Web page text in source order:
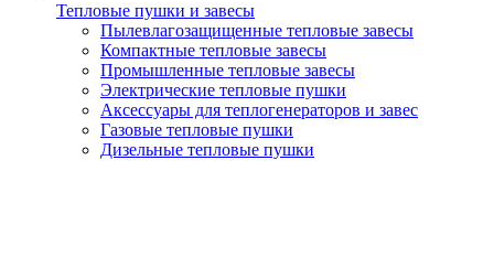
Тепловые пушки и завесы
Пылевлагозащищенные тепловые завесы
Компактные тепловые завесы
Промышленные тепловые завесы
Электрические тепловые пушки
Аксессуары для теплогенераторов и завес
Газовые тепловые пушки
Дизельные тепловые пушки